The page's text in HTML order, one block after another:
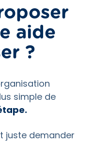
aide
?
simple de
juste demander